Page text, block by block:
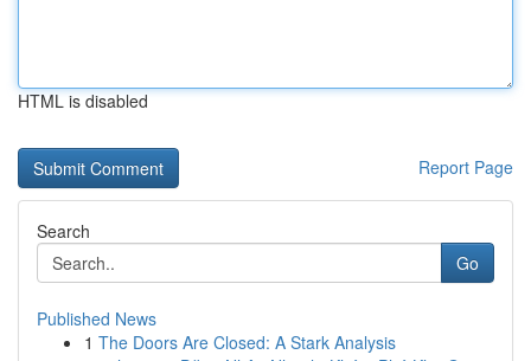
HTML is disabled
Report Page
Search
Go
Published News
1 The Doors Are Closed: A Stark Analysis